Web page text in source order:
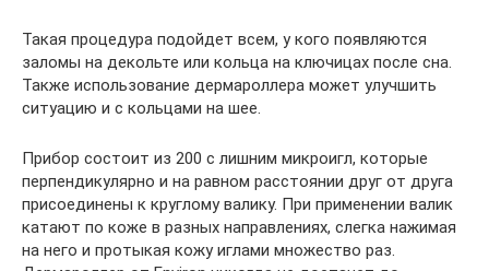
Такая процедура подойдет всем, у кого появляются
заломы на декольте или кольца на ключицах после сна.
Также использование дермароллера может улучшить
ситуацию и с кольцами на шее.
Прибор состоит из 200 с лишним микроигл, которые
перпендикулярно и на равном расстоянии друг от друга
присоединены к круглому валику. При применении валик
катают по коже в разных направлениях, слегка нажимая
на него и протыкая кожу иглами множество раз.